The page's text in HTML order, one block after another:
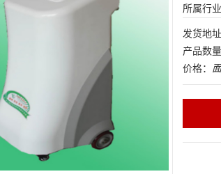
所属行业
发货地
产品数量
价格：